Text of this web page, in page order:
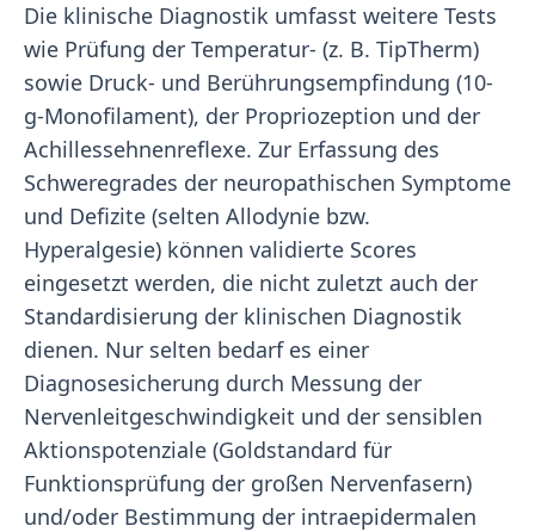
Die klinische Diagnostik umfasst weitere Tests
wie Prüfung der Temperatur- (z. B. TipTherm)
sowie Druck- und Berührungsempfindung (10-
g-Monofilament), der Propriozeption und der
Achillessehnenreflexe. Zur Erfassung des
Schweregrades der neuropathischen Symptome
und Defizite (selten Allodynie bzw.
Hyperalgesie) können validierte Scores
eingesetzt werden, die nicht zuletzt auch der
Standardisierung der klinischen Diagnostik
dienen. Nur selten bedarf es einer
Diagnosesicherung durch Messung der
Nervenleitgeschwindigkeit und der sensiblen
Aktionspotenziale (Goldstandard für
Funktionsprüfung der großen Nervenfasern)
und/oder Bestimmung der intraepidermalen